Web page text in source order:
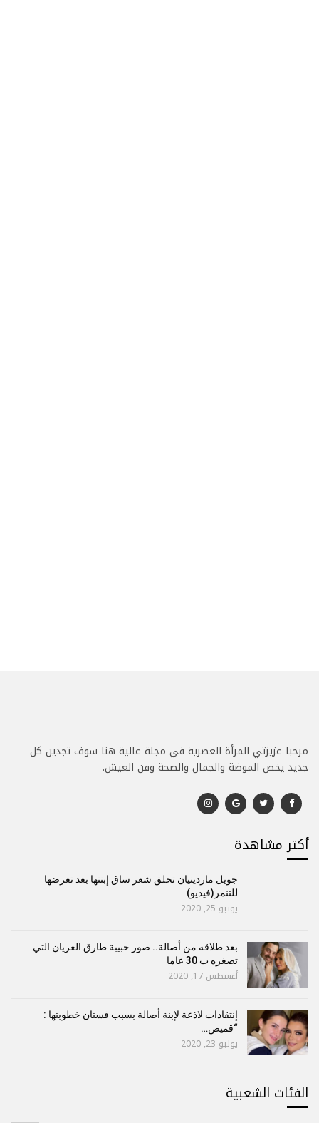
مرحبا عزيزتي المرأة العصرية في مجلة عالية هنا سوف تجدين كل
جديد يخص الموضة والجمال والصحة وفن العيش.
أكتر مشاهدة
جويل ماردينيان تحلق شعر ساق إبنتها بعد تعرضها
للتنمر(فيديو)
يونيو 25, 2020
بعد طلاقه من أصالة.. صور حبيبة طارق العريان التي
تصغره ب 30 عاما
أغسطس 17, 2020
إنتقادات لاذعة لإبنة أصالة بسبب فستان خطوبتها :
“قميص…
يوليو 23, 2020
الفئات الشعبية